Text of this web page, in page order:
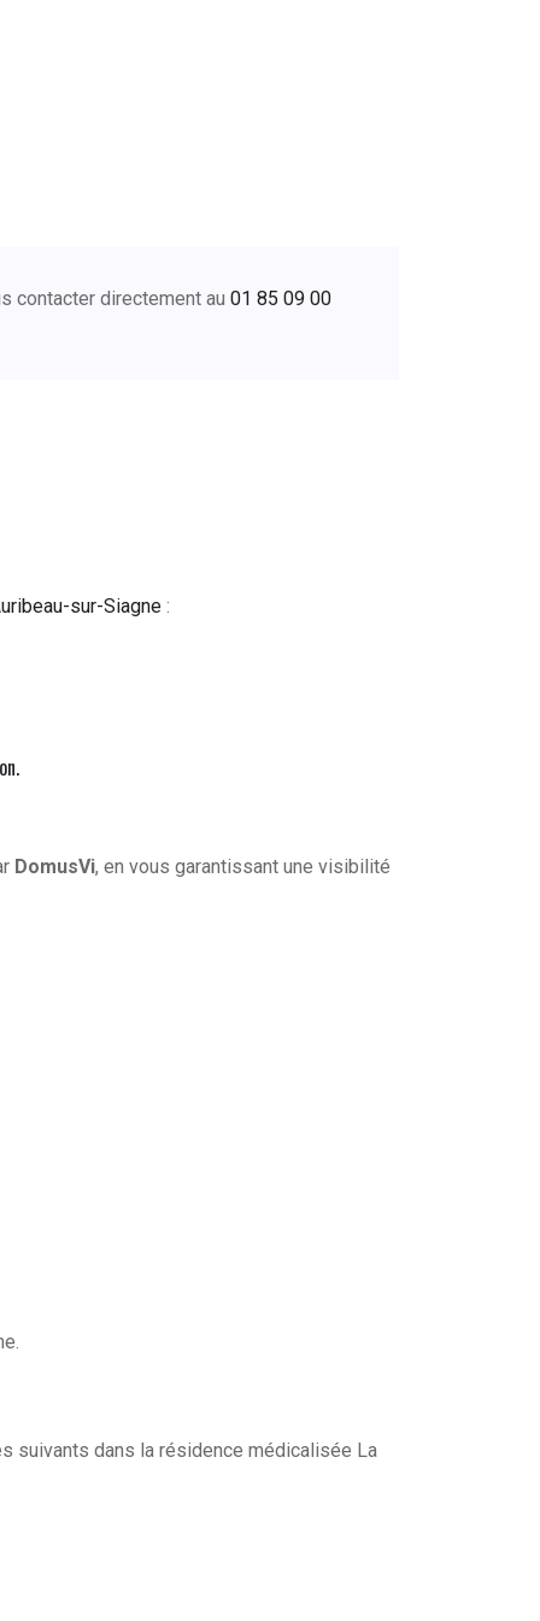
contacter directement au 01 85 09 00
sur-Siagne :
DomusVi, en vous garantissant une visibilité
suivants dans la résidence médicalisée La